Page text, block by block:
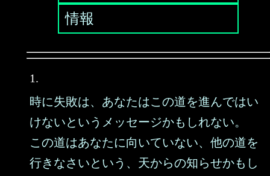
情報
1.
時に失敗は、あなたはこの道を進んではい
けないというメッセージかもしれない。
この道はあなたに向いていない、他の道を
行きなさいという、天からの知らせかもし